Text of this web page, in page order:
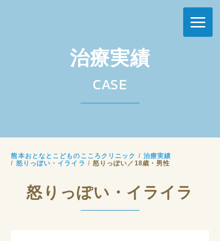
治療実績
CASE
熊本おとなとこどものこころクリニック
治療実績
怒りっぽい・イライラ
怒りっぽい／18歳・男性
怒りっぽい・イライラ